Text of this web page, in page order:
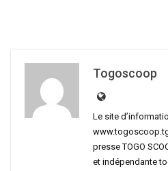
Togoscoop
Le site
presse TOGO
et indépendante